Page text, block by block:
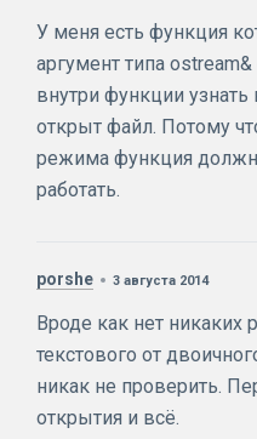
У меня есть функция
аргумент типа
внутри функции
открыт файл. Потому
режима функция
работать.
porshe 3 августа 2014
Вроде как нет никаких
текстового от
никак не проверить.
открытия и всё.